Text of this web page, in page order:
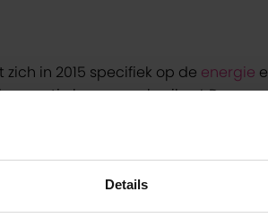
Details
in 2015 specifiek op de energie
zetje kunnen gebruiken’. Door
consument.
van Oirschot